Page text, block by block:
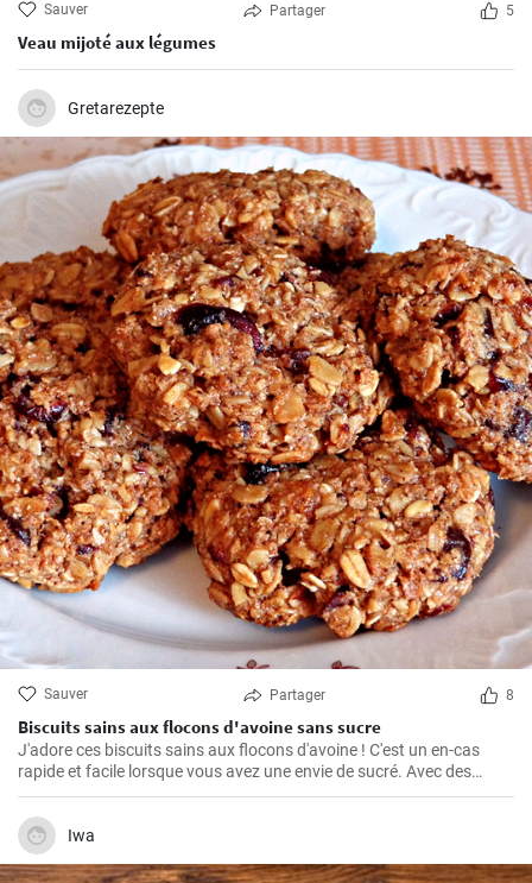
Sauver Partager 5
Veau mijoté aux légumes
Gretarezepte
Sauver Partager 8
Biscuits sains aux flocons d'avoine sans sucre
J'adore ces biscuits sains aux flocons d'avoine ! C'est un en-cas
rapide et facile lorsque vous avez une envie de sucré. Avec des
ingrédients naturels et sans sucre, ils ont un goût merveilleux. Grâce
à mon expérience personnelle avec cette recette, j'ai trouvé quelques
conseils et astuces utiles pour les rendre parfaits.
Iwa